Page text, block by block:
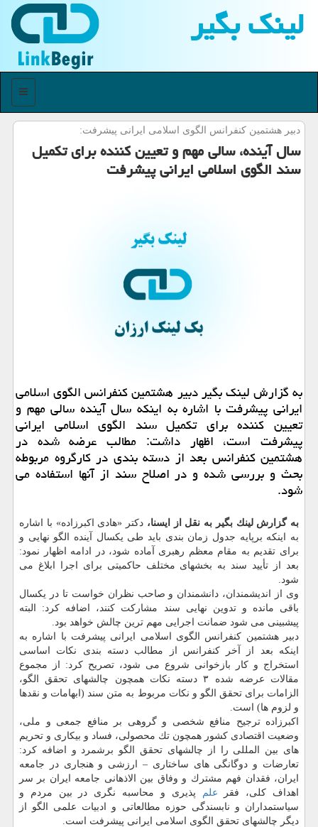
لینك بگیر
منو
دبیر هشتمین كنفرانس الگوی اسلامی ایرانی پیشرفت:
سال آینده، سالی مهم و تعیین كننده برای تكمیل
سند الگوی اسلامی ایرانی پیشرفت
به گزارش لینك بگیر دبیر هشتمین كنفرانس الگوی اسلامی
ایرانی پیشرفت با اشاره به اینكه سال آینده سالی مهم و
تعیین كننده برای تكمیل سند الگوی اسلامی ایرانی
پیشرفت است، اظهار داشت: مطالب عرضه شده در
هشتمین كنفرانس بعد از دسته بندی در كارگروه مربوطه
بحث و بررسی شده و در اصلاح سند از آنها استفاده می
شود.
به گزارش لینك بگیر به نقل از ایسنا، دكتر «هادی اكبرزاده» با اشاره
به اینكه برپایه جدول زمان بندی باید طی یكسال آینده الگو نهایی و
برای تقدیم به مقام معظم رهبری آماده شود، در ادامه اظهار نمود:
بعد از تأیید سند به بخشهای مختلف حاكمیتی برای اجرا ابلاغ می
شود.
وی از اندیشمندان، دانشمندان و صاحب نظران خواست تا در یكسال
باقی مانده و تدوین نهایی سند مشاركت كنند، اضافه كرد: البته
پیشبینی می شود ضمانت اجرایی مهم ترین چالش خواهد بود.
دبیر هشتمین كنفرانس الگوی اسلامی ایرانی پیشرفت با اشاره به
اینكه بعد از آخر كنفرانس از مطالب دسته بندی نكات اساسی
استخراج و كار بازخوانی شروع می شود، تصریح كرد: از مجموع
مقالات عرضه شده ۳ دسته نكات همچون چالشهای تحقق الگو،
الزامات برای تحقق الگو و نكات مربوط به متن سند (ابهامات و نقدها
و لزوم ها) است.
اكبرزاده ترجیح منافع شخصی و گروهی بر منافع جمعی و ملی،
وضعیت اقتصادی كشور همچون تك محصولی، فساد و بیكاری و تحریم
های بین المللی را از چالشهای تحقق الگو برشمرد و اضافه كرد:
تعارضات و دوگانگی های ساختاری – ارزشی و هنجاری در جامعه
ایران، فقدان فهم مشترك و وفاق بین الاذهانی جامعه ایران بر سر
اهداف كلی، فقر علم
پذیری و محاسبه نگری در بین مردم و
سیاستمداران و نابسندگی حوزه مطالعاتی و ادبیات علمی الگو از
دیگر چالشهای تحقق الگوی اسلامی ایرانی پیشرفت است.